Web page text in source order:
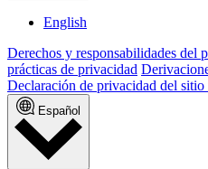
English
Derechos y responsabilidades del
prácticas de privacidad
Declaración de privacidad del sitio
Español